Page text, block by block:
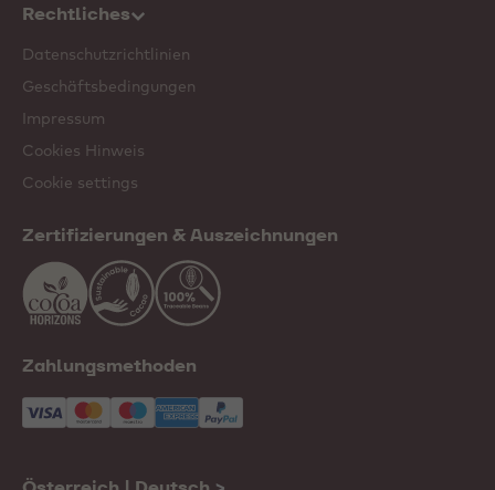
Rechtliches
Datenschutzrichtlinien
Geschäftsbedingungen
Impressum
Cookies Hinweis
Cookie settings
Zertifizierungen & Auszeichnungen
Zahlungsmethoden